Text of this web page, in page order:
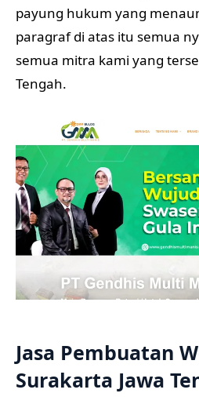
payung hukum yang
paragraf di atas itu semua
semua mitra kami yang
Tengah.
Jasa Pembuatan
Surakarta Jawa